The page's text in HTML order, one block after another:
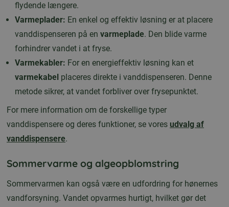
flydende længere.
Varmeplader: En enkel og effektiv løsning er at placere
vanddispenseren på en varmeplade. Den blide varme
forhindrer vandet i at fryse.
Varmekabler: For en energieffektiv løsning kan et
varmekabel placeres direkte i vanddispenseren. Denne
metode sikrer, at vandet forbliver over frysepunktet.
For mere information om de forskellige typer
vanddispensere og deres funktioner, se vores udvalg af
vanddispensere.
Sommervarme og algeopblomstring
Sommervarmen kan også være en udfordring for hønernes
vandforsyning. Vandet opvarmes hurtigt, hvilket gør det